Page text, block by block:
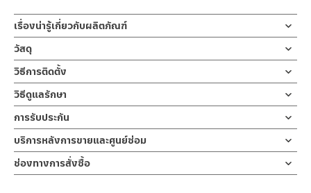
เรื่องน่ารู้เกี่ยวกับผลิตภัณฑ์
ก๊อกน้ำ ก๊อกน้ำอ่างล้างหน้า ก๊อกอ่างล้างมือ น้ำเย็น ผลิตจากสแตน
เลส เกรด 304 ด้าน ก้านเปิด-ปิดแบบโยกล็อกใต้ก๊อกเป็นเกลียวทอง
เหลืองคุณภาพดี รับประกันวาล์วน้ำไม่รั่วซึม 10 ปี
ก๊อกน้ำล้างหน้า ก๊อกน้ำล้างมือแบบน้ำเย็น ผลิตจากสแตนเลส เกรด 304
ทนทานแข็งแรง ต้านการกัดกร่อนสูง และไม่ขึ้นสนิม ไม่เป็นรอยคราบน้ำ
ตัวก๊อกออกแบบให้ปากก๊อกทำองศาการปล่อยได้อย่างเหมาะสม สะดวก
ต่อการชำระล้าง ให้การล้างให้น้ำไม่กระเด็น การเปิดน้ำออกแบบมือจับ
เป็นก้านโยก ทำให้สะดวกในการเปิด-ปิด การติดตั้งก็ง่ายด้วยตัวล็อกฐาน
ก๊อกทองเหลืองที่แข็งแรงทนทาน ใช้เพียงมือหมุนล็อค เพื่อเป็นการ
วัสดุ
ตัวก๊อกน้ำ
ผลิตจากสแตนเลส 304
วิธีการติดตั้ง
ข้อแนะนำในการติดตั้ง
ฝักบัว และ ชุดสายฉีดชำระ
สำหรับการติดตั้งใหม่ ให้ไล่ฝุ่น เศษทราย เศษท่อ ออกจากท่อน้ำก่อนติด
ตั้งสินค้า โดยปล่อยน้ำให้ไหลออกจากท่อนาน 1 นาที เพื่อให้แรงน้ำพัด
พาเศษละอองต่างๆ ออกจากท่อน้ำ มิเช่นนั้นสิ่งสกปรกจะเข้าไปภายใน
สินค้าและสร้างความเสียหายได้ หากตรวจพบเศษละอองต่างๆในสินค้า
จะไม่อยู่ในเงื่อนไขการรับประกัน
วิธีดูแลรักษา
คำแนะนำในการดูแลรักษาผลิตภัณฑ์
1. ไม่ทำสินค้าให้เกิดความเสียหายอื่น ๆ นอกจากการใช้งานปกติ เช่นไม่
ทำตก ไม่งัดหรือโยกสินค้าแรงๆ
2. ทำความสะอาดสินค้าโดยการใช้ผ้านุ่มๆชุบน้ำหมาดๆแล้วเช็ดให้แห้ง
3. ห้ามใช้สารเคมีที่มีฤทธิ์เป็นกรด ในการทำความสะอาด เนื่องจากผิว
การรับประกัน
รับประกันไส้วาล์ว ไม่รั่วซึม 10 ปี
บริการหลังการขายและศูนย์ซ่อม
ช่องทางออนไลน์
– Email: contact@charnpaiboon.com
ช่องทางการสั่งซื้อ